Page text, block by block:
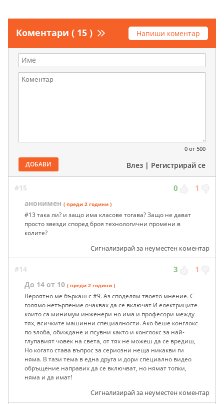
Коментари ( 15 ) Напиши коментар
0 от 500
ДОБАВИ Влез | Регистрирай се
#15 0 1
анонимен ( преди 2 години )
#13 така ли? и защо има класове тогава? Защо не дават
просто звезди според броя технологични промени в
колите?
Сигнализирай за неуместен коментар
#14 3 1
До 14 от 10 ( преди 2 години )
Вероятно ме бъркаш с #9. Аз споделям твоето мнение. С
голямо нетърпение очаквах да се включат И електриците
които са минимум инженери но има и професори между
тях, всичките машинни специалности. Ако беше конглокс
по злоба, обиждане и псувни както и конглокс за най-
глупавият човек на света, от тях не можеш да се вредиш,
Но когато става въпрос за сериозни неща никакви ги
няма. В тази тема в една друга и дори специално видео
обръщение направих да се включват, но нямат топки,
няма и да имат!
Сигнализирай за неуместен коментар